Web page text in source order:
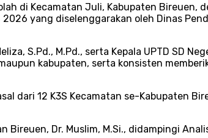
di Kecamatan Juli, Kabupaten
yang diselenggarakan oleh Dinas
S.Pd., M.Pd., serta Kepala UPTD SD
kabupaten, serta konsisten
dari 12 K3S Kecamatan se-Kabupaten
Dr. Muslim, M.Si., didampingi